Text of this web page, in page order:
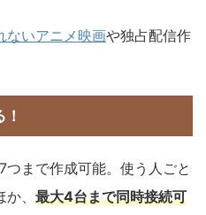
ないアニメ映画や独占配信作
まで作成可能。使う人ごと
、 最大4台まで同時接続可